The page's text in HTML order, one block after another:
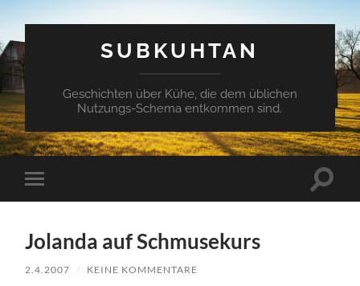
SUBKUHTAN
Geschichten über Kühe, die dem üblichen
Nutzungs-Schema entkommen sind.
Mobile-
Menü
Jolanda auf Schmusekurs
2.4.2007 / KEINE KOMMENTARE